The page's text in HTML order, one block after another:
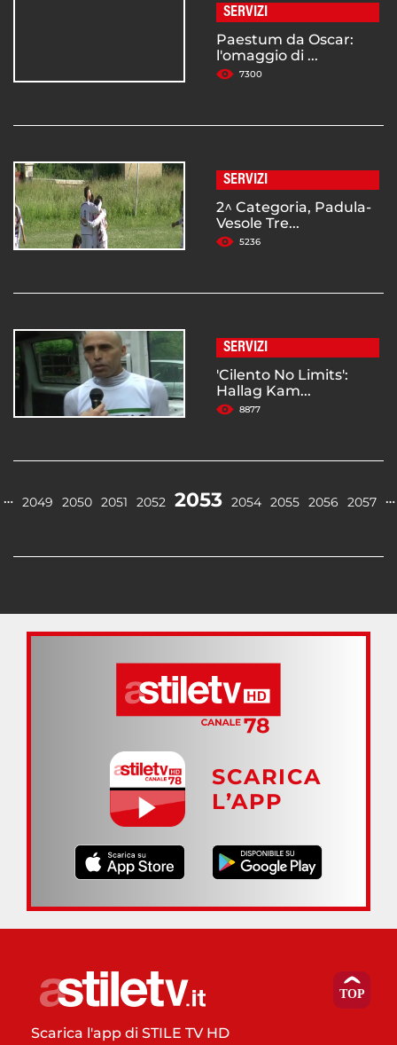
SERVIZI
Paestum da Oscar:
l'omaggio di ...
7300
SERVIZI
2^ Categoria, Padula-
Vesole Tre...
5236
SERVIZI
'Cilento No Limits':
Hallag Kam...
8877
… 2049 2050 2051 2052 2053 2054 2055 2056 2057 …
SCARICA
L’APP
Scarica l'app di STILE TV HD